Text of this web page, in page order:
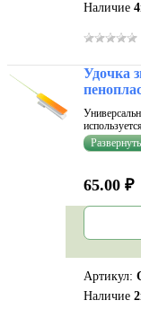
Наличие 4
Удочка
рыбалок и
65.00 ₽
Артикул:
Наличие 2